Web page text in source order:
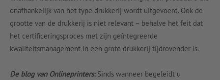
onafhankelijk van het type drukkerij wordt uitgevoerd. Ook de
grootte van de drukkerij is niet relevant – behalve het feit dat
het certificeringsproces met zijn geïntegreerde
kwaliteitsmanagement in een grote drukkerij tijdrovender is.
De blog van Onlineprinters:Sinds wanneer begeleidt u